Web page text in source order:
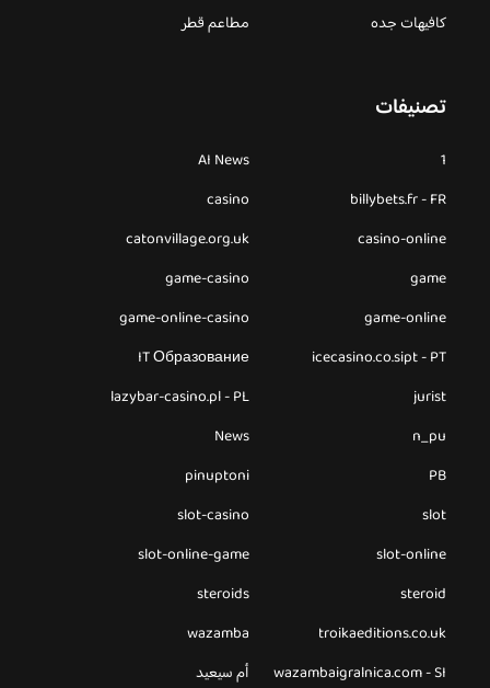
كافيهات جده
مطاعم قطر
تصنيفات
1
AI News
billybets.fr - FR
casino
casino-online
catonvillage.org.uk
game
game-casino
game-online
game-online-casino
icecasino.co.sipt - PT
IT Образование
jurist
lazybar-casino.pl - PL
n_pu
News
PB
pinuptoni
slot
slot-casino
slot-online
slot-online-game
steroid
steroids
troikaeditions.co.uk
wazamba
wazambaigralnica.com - SI
أم سيعيد